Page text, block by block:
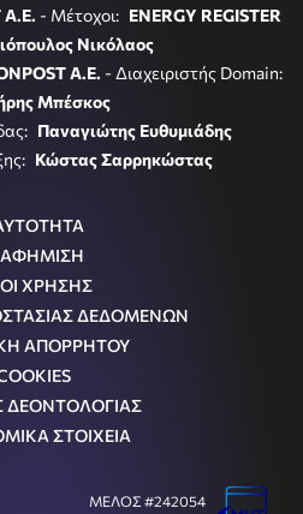
- Μέτοχοι: ENERGY REGISTER
Νικόλαος
A.E. - Διαχειριστής Domain:
Μπέσκος
Παναγιώτης Ευθυμιάδης
Κώστας Σαρρηκώστας
ΧΡΗΣΗΣ
ΔΕΔΟΜΕΝΩΝ
ΑΠΟΡΡΗΤΟΥ
ΔΕΟΝΤΟΛΟΓΙΑΣ
ΣΤΟΙΧΕΙΑ
ΜΕΛΟΣ #242054